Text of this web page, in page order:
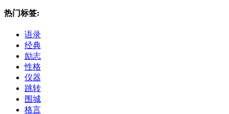
热门标签:
语录
经典
励志
性格
仪器
跳转
围城
格言